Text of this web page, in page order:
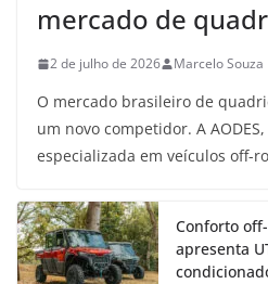
mercado de
2 de julho de 2026 Marcelo Souza
O mercado brasileiro de
um novo competidor. A
especializada em veículos off-
Conforto
apresenta